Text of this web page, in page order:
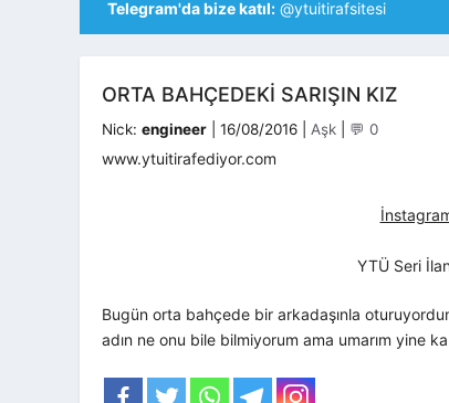
Telegram'da bize katıl: @ytuitirafsitesi
ORTA BAHÇEDEKI SARIŞIN KIZ
Nick: engineer 16/08/2016 Kategoriler
Aşk 💬 0
www.ytuitirafediyor.com
YTÜ Seri
Bugün orta bahçede bir arkadaşınla
adın ne onu bile bilmiyorum ama umarım yine